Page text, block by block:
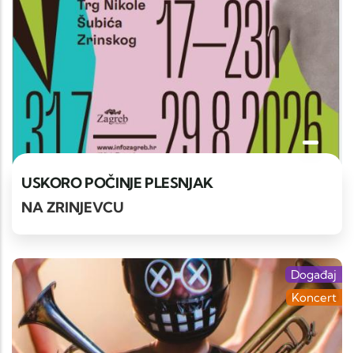
USKORO POČINJE PLESNJAK
NA ZRINJEVCU
Događaj
Koncert